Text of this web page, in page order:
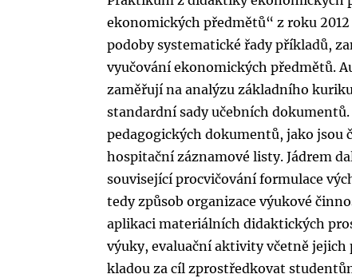
ekonomických předmětů“ z roku
podoby systematické řady příkladů,
vyučování ekonomických předmětů.
zaměřují na analýzu základního
standardní sady učebních
pedagogických dokumentů, jako jsou
hospitační záznamové listy. Jádrem
související procvičování formulace
tedy způsob organizace výukové
aplikaci materiálních didaktických
výuky, evaluační aktivity včetně
kladou za cíl zprostředkovat